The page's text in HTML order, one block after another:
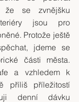
že se zvnějšku
jsou pro
Protože ještě
jdeme se
části města.
a vzhledem k
příliš příležitostí
denní dávku